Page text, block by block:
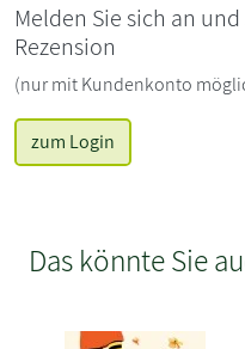
Melden Sie sich an
Rezension
(nur mit Kundenkonto
zum Login
Das könnte Sie